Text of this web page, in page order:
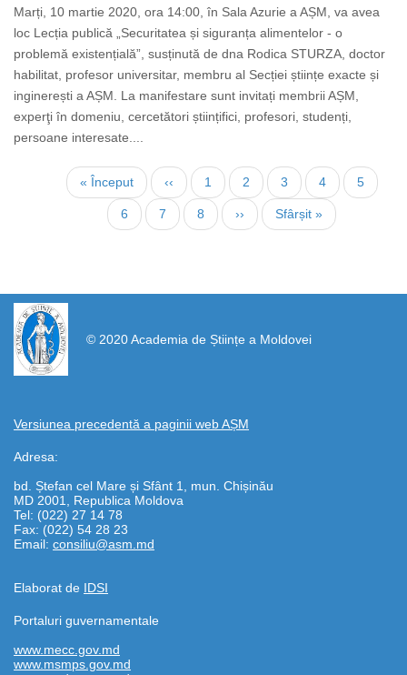
Marți, 10 martie 2020, ora 14:00, în Sala Azurie a AȘM, va avea
loc Lecția publică „Securitatea și siguranța alimentelor - o
problemă existențială”, susținută de dna Rodica STURZA, doctor
habilitat, profesor universitar, membru al Secției științe exacte și
inginerești a AȘM. La manifestare sunt invitați membrii AȘM,
experţi în domeniu, cercetători științifici, profesori, studenți,
persoane interesate....
Нумерация
страниц
Первая
страница
« Început ←
‹‹ Страница
1 Страница
2 Страница
3 Страница
4 5
Страница
6
Текущая
страница
7 Страница
8
Следующая
страница
››
Последняя
страница
Sfârșit »
© 2020 Academia de Științe a Moldovei
Versiunea precedentă a paginii web AȘM
Adresa:
bd. Ștefan cel Mare și Sfânt 1, mun. Chișinău
MD 2001, Republica Moldova
Tel: (022) 27 14 78
Fax: (022) 54 28 23
Email: consiliu@asm.md
Elaborat de IDSI
https://propletenie.ru/
Portaluri guvernamentale
www.mecc.gov.md
www.msmps.gov.md